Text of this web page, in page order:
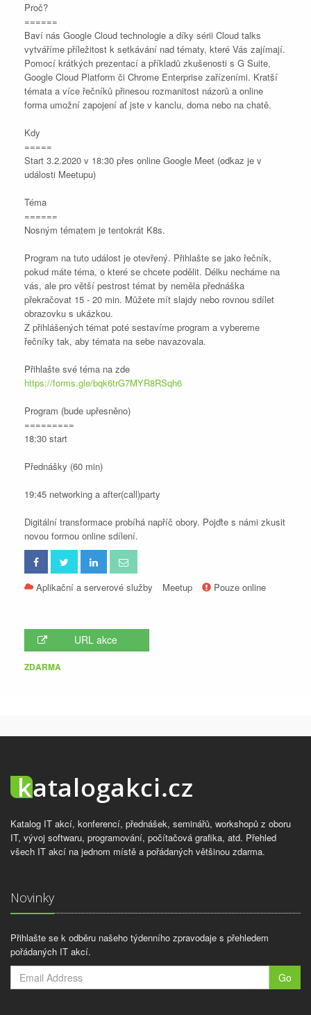
Proč?
======
Baví nás Google Cloud technologie a díky sérii Cloud talks
vytváříme příležitost k setkávání nad tématy, které Vás zajímají.
Pomocí krátkých prezentací a příkladů zkušenosti s G Suite,
Google Cloud Platform či Chrome Enterprise zařízeními. Kratší
témata a více řečníků přinesou rozmanitost názorů a online
forma umožní zapojení ať jste v kanclu, doma nebo na chatě.
Kdy
=====
Start 3.2.2020 v 18:30 přes online Google Meet (odkaz je v
události Meetupu)
Téma
======
Nosným tématem je tentokrát K8s.
Program na tuto událost je otevřený. Přihlašte se jako řečník,
pokud máte téma, o které se chcete podělit. Délku necháme na
vás, ale pro větší pestrost témat by neměla přednáška
překračovat 15 - 20 min. Můžete mít slajdy nebo rovnou sdílet
obrazovku s ukázkou.
Z přihlášených témat poté sestavíme program a vybereme
řečníky tak, aby témata na sebe navazovala.
Přihlašte své téma na zde
https://forms.gle/bqk6trG7MYR8RSqh6
Program (bude upřesněno)
=========
18:30 start
Přednášky (60 min)
19:45 networking a after(call)party
Digitální transformace probíhá napříč obory. Pojďte s námi zkusit
novou formou online sdílení.
Aplikační a serverové služby Meetup Pouze online
URL akce
ZDARMA
Katalog IT akcí, konferencí, přednášek, seminářů, workshopů z oboru
IT, vývoj softwaru, programování, počítačová grafika, atd. Přehled
všech IT akcí na jednom místě a pořádaných většinou zdarma.
Novinky
Přihlašte se k odběru našeho týdenního zpravodaje s přehledem
pořádaných IT akcí.
Go